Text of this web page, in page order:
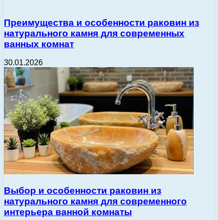
Преимущества и особенности раковин из
натурального камня для современных
ванных комнат
30.01.2026
Выбор и особенности раковин из
натурального камня для современного
интерьера ванной комнаты